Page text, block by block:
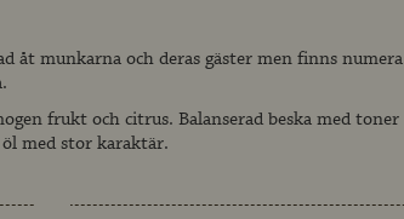
åt munkarna och deras gäster men finns numera
frukt och citrus. Balanserad beska med toner
med stor karaktär.